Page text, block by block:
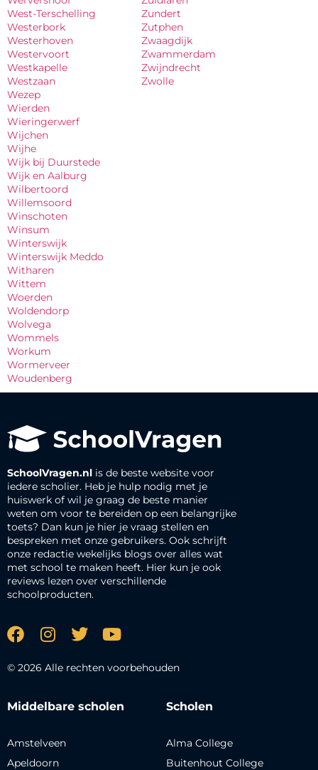
West-Terschelling
Westerbork
Westerhoven
Westervoort
Westkapelle
Westzaan
Wezep
Wierden
Wieringerwerf
Wijchen
Wijhe
Wijk bij Duurstede
Wijk en Aalburg
Wilbertoord
Willemsoord
Winschoten
Winsum
Winterswijk
Winterswijk Meddo
Witharen
Wittem
Woerden
Woldendorp
Wolvega
Wommels
Workum
Wormerveer
Woudenberg
Zundert
Zutphen
Zwaagdijk
Zwammerdam
Zwijndrecht
Zwolle
SchoolVragen.nl is de beste website voor
iedere scholier. Heb je hulp nodig met je
huiswerk of wil je graag de beste manier
weten om voor te bereiden op een belangrijke
toets? Dan kun je hier je vraag stellen en
bespreken met onze gebruikers. Ook schrijft
onze redactie wekelijks blogs over alles wat
met school te maken heeft. Hier kun je ook
reviews lezen over verschillende
schoolproducten.
© 2026 Alle rechten voorbehouden
Middelbare scholen
Amstelveen
Apeldoorn
Scholen
Alma College
Buitenhout College